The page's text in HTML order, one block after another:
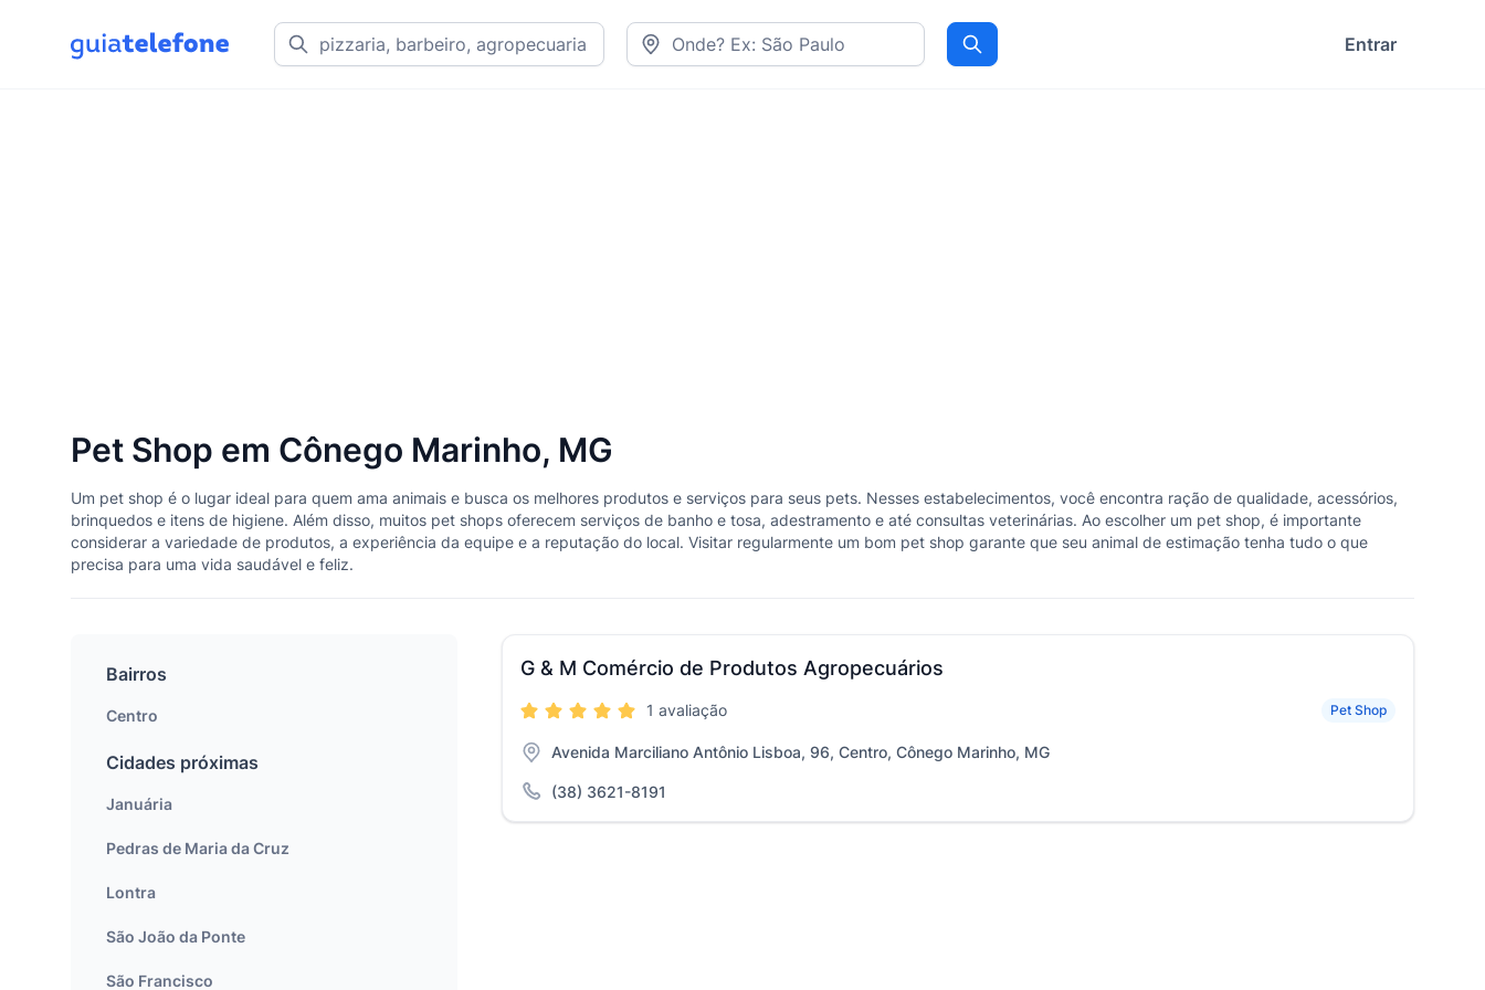
Procurar Entrar
Pet Shop em Cônego Marinho, MG
Um pet shop é o lugar ideal para quem ama animais e busca os melhores produtos e serviços para seus pets. Nesses estabelecimentos, você encontra ração de qualidade, acessórios,
brinquedos e itens de higiene. Além disso, muitos pet shops oferecem serviços de banho e tosa, adestramento e até consultas veterinárias. Ao escolher um pet shop, é importante
considerar a variedade de produtos, a experiência da equipe e a reputação do local. Visitar regularmente um bom pet shop garante que seu animal de estimação tenha tudo o que
precisa para uma vida saudável e feliz.
G & M Comércio de Produtos Agropecuários
Pet Shop
1 avaliação
Avenida Marciliano Antônio Lisboa, 96, Centro, Cônego Marinho, MG
(38) 3621-8191
Bairros
Centro
Cidades próximas
Januária
Pedras de Maria da Cruz
Lontra
São João da Ponte
São Francisco